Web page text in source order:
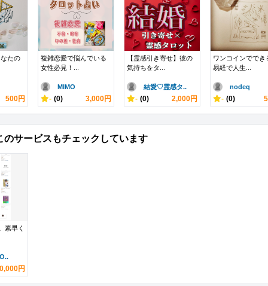
たの
500円
複雑恋愛で悩んでいる
女性必見！...
MIMO
- (0) 3,000円
【霊感引き寄せ】彼の
気持ちをタ...
結愛♡霊感タ..
- (0) 2,000円
ワンコインででき
易経で人生...
nodeq
- (0)
サービスもチェックしています
素早く
円